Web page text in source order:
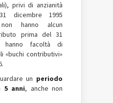
privi di anzianità
dicembre 1995
hanno alcun
prima del 31
hanno facoltà di
«buchi contributivi»
un periodo
5 anni, anche non